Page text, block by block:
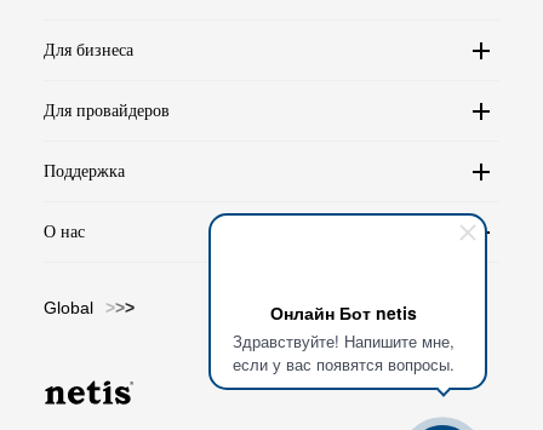
Онлайн Бот netis
Здравствуйте! Напишите мне,
если у вас появятся вопросы.
Для бизнеса
Для провайдеров
Поддержка
О нас
Global >>>